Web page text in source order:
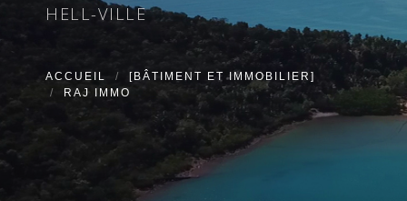
HELL-VILLE
ACCUEIL
[BÂTIMENT ET IMMOBILIER]
RAJ IMMO